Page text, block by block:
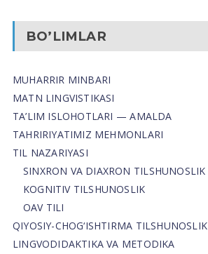
BO’LIMLAR
MUHARRIR MINBARI
MATN LINGVISTIKASI
TA’LIM ISLOHOTLARI — AMALDA
TAHRIRIYATIMIZ MEHMONLARI
TIL NAZARIYASI
SINXRON VA DIAXRON TILSHUNOSLIK
KOGNITIV TILSHUNOSLIK
OAV TILI
QIYOSIY-CHOG‘ISHTIRMA TILSHUNOSLIK
LINGVODIDAKTIKA VA METODIKA